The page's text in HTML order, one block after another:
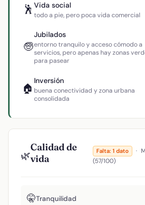
🕺 Vida social
todo a pie, pero poca vida comercial
🧓
Jubilados
entorno tranquilo y acceso cómodo a
servicios, pero apenas hay zonas
para pasear
🏠
Inversión
buena conectividad y zona urbana
consolidada
🌿
Calidad de
vida
Falta: 1 dato ·
(57/100)
🤫Tranquilidad